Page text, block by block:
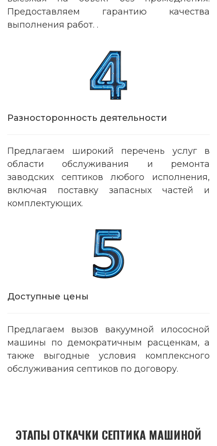
Предоставляем гарантию качества
выполнения работ. .
Разносторонность деятельности
Предлагаем широкий перечень услуг в
области обслуживания и ремонта
заводских септиков любого исполнения,
включая поставку запасных частей и
комплектующих.
Доступные цены
Предлагаем вызов вакуумной илососной
машины по демократичным расценкам, а
также выгодные условия комплексного
обслуживания септиков по договору.
ЭТАПЫ ОТКАЧКИ СЕПТИКА МАШИНОЙ